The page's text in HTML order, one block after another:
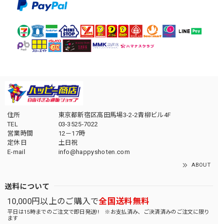
住所
東京都新宿区高田馬場3-2-2青柳ビル4F
TEL
03-3525-7022
営業時間
12－17時
定休日
土日祝
E-mail
info@happyshoten.com
ABOUT
送料について
10,000円以上のご購入で全国送料無料
平日は15時までのご注文で即日発送!! ※お支払済み、ご決済済みのご注文に限り
ます